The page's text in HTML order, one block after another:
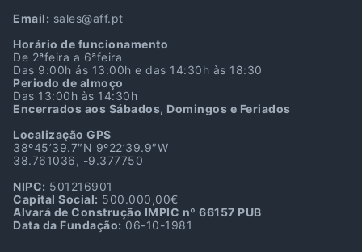
Email: sales@aff.pt
Horário de funcionamento
De 2ªfeira a 6ªfeira
Das 9:00h ás 13:00h e das 14:30h às 18:30
Periodo de almoço
Das 13:00h às 14:30h
Encerrados aos Sábados, Domingos e Feriados
Localização GPS
38º45’39.7″N 9º22’39.9″W
38.761036, -9.377750
NIPC: 501216901
Capital Social: 500.000,00€
Alvará de Construção IMPIC nº 66157 PUB
Data da Fundação: 06-10-1981